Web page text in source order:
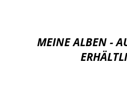
MEINE ALBEN -